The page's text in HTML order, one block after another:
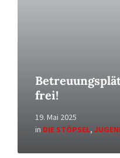
frei!
19. Mai 2025
in DIE STÖPSEL,